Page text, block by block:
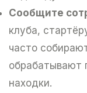
Cообщите
клуба,
часто
обрабатывают
находки.